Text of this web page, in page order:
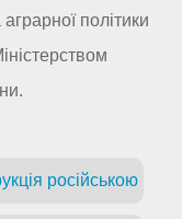
політики
російською